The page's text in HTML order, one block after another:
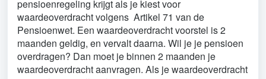
pensioenregeling krijgt als je kiest voor
waardeoverdracht volgens Artikel 71 van de
Pensioenwet. Een waardeoverdracht voorstel is 2
maanden geldig, en vervalt daarna. Wil je je pensioen
overdragen? Dan moet je binnen 2 maanden je
waardeoverdracht aanvragen. Als je waardeoverdracht